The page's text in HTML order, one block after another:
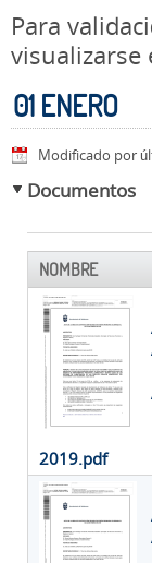
Para
visualizarse
01 ENERO
Modificado por
Documentos
NOMBRE
2019.pdf